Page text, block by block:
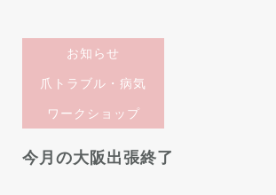
お知らせ
爪トラブル・病気
ワークショップ
今月の大阪出張終了